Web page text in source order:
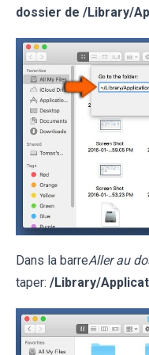
dossier de /Library/
Dans la barreAller au
taper: /Library/